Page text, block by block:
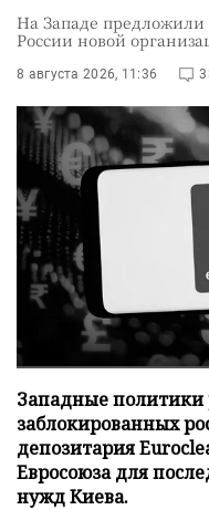
На Западе
России новой
8 августа 2026, 11:36
Западные политики
заблокированных
депозитария
Евросоюза для
нужд Киева.